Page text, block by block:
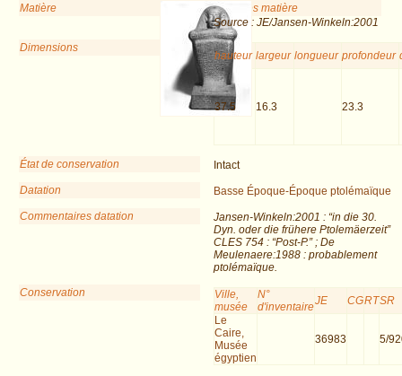
Matière
Remarques matière
Source : JE/Jansen-Winkeln:2001
Dimensions
hauteur largeur longueur profondeur
37.5 16.3 23.3
État de conservation
Intact
Datation
Basse Époque-Époque ptolémaïque
Commentaires datation
Jansen-Winkeln:2001 : “in die 30.
Dyn. oder die frühere Ptolemäerzeit”
CLES 754 : “Post-P.” ; De
Meulenaere:1988 : probablement
ptolémaïque.
Conservation
Ville,
musée
N°
d'inventaireJE CGRTSR
Le
Caire,
Musée
égyptien
36983 5/